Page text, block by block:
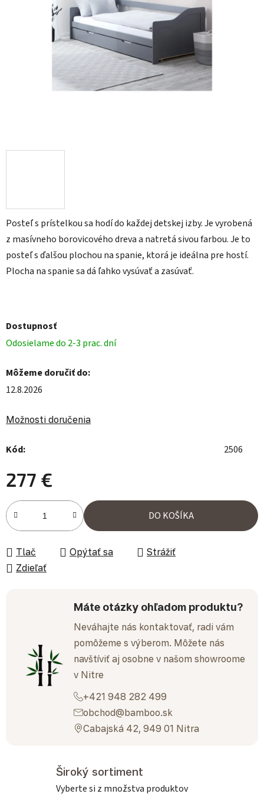
Posteľ s prístelkou sa hodí do každej detskej izby. Je vyrobená
z masívneho borovicového dreva a natretá sivou farbou. Je to
posteľ s ďalšou plochou na spanie, ktorá je ideálna pre hostí.
Plocha na spanie sa dá ľahko vysúvať a zasúvať.
Dostupnosť
Odosielame do 2-3 prac. dní
Môžeme doručiť do:
12.8.2026
Možnosti doručenia
Kód: 2506
277 €
Jednotková cena:
DO KOŠÍKA
Tlač Opýtať sa
Strážiť
Zdieľať
Máte otázky ohľadom produktu?
Neváhajte nás kontaktovať, radi vám
pomôžeme s výberom. Môžete nás
navštíviť aj osobne v našom showroome
v Nitre
+421 948 282 499
obchod@bamboo.sk
Cabajská 42, 949 01 Nitra
Široký sortiment
Vyberte si z množstva produktov